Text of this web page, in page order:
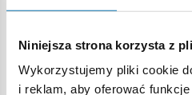
Niniejsza strona korzysta z
Wykorzystujemy pliki cookie
i reklam, aby oferować
Dzięki różnorodnym zestawom
wykorzystać przy budowie
również inne zestawy z